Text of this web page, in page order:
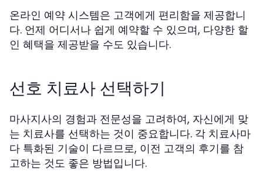
온라인 예약 시스템은 고객에게 편리함을 제공합니
다. 언제 어디서나 쉽게 예약할 수 있으며, 다양한 할
인 혜택을 제공받을 수도 있습니다.
선호 치료사 선택하기
마사지사의 경험과 전문성을 고려하여, 자신에게 맞
는 치료사를 선택하는 것이 중요합니다. 각 치료사마
다 특화된 기술이 다르므로, 이전 고객의 후기를 참
고하는 것도 좋은 방법입니다.